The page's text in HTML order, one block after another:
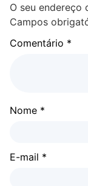
O seu endereço
Campos
Comentário *
Nome *
E-mail *